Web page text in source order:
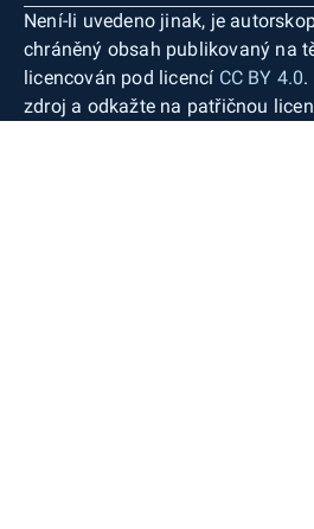
Není-li uvedeno jinak, je
chráněný obsah publikovaný na
licencován pod licencí CC BY 4.0.
zdroj a odkažte na patřičnou